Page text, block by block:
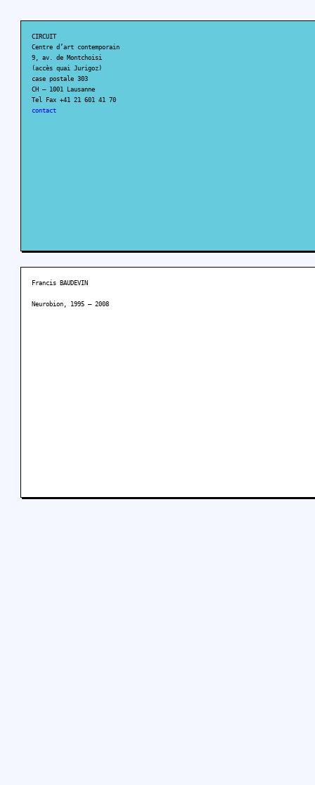
CIRCUIT
Centre d’art contemporain
9, av. de Montchoisi
(accès quai Jurigoz)
case postale 303
CH – 1001 Lausanne
Tel Fax +41 21 601 41 70
contact
Francis BAUDEVIN
Neurobion, 1995 – 2008